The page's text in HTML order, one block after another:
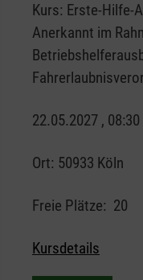
Kurs: Erste-Hilfe-
Anerkannt im
22.05.2027 , 08:30
Ort: 50933 Köln
Freie Plätze: 20
Kursdetails